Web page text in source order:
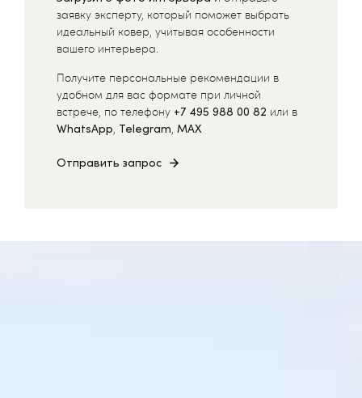
заявку эксперту, который поможет выбрать
идеальный ковер, учитывая особенности
вашего интерьера.
Получите персональные рекомендации в
удобном для вас формате при личной
встрече, по телефону +7 495 988 00 82 или в
WhatsApp, Telegram, MAX
Отправить запрос